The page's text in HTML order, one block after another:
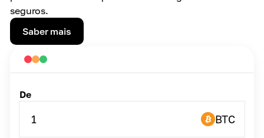
seguros.
Saber mais
De
1 BTC